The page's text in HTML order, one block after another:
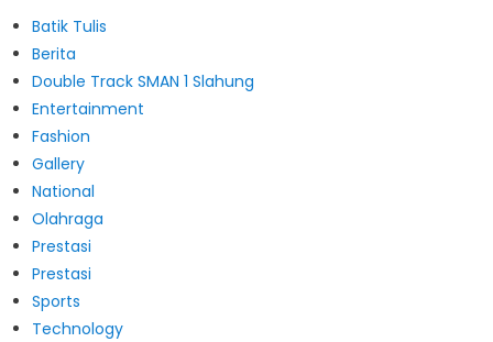
Batik Tulis
Berita
Double Track SMAN 1 Slahung
Entertainment
Fashion
Gallery
National
Olahraga
Prestasi
Prestasi
Sports
Technology